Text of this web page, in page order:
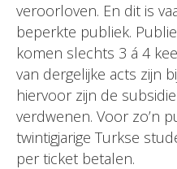
veroorloven. En dit is
beperkte publiek.
komen slechts 3 á 4
van dergelijke acts zijn
hiervoor zijn de
verdwenen. Voor zo’n
twintigjarige Turkse
per ticket betalen.